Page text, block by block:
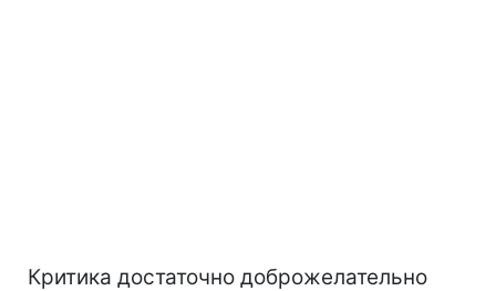
Критика достаточно доброжелательно